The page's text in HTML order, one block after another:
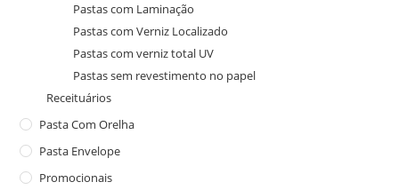
Pastas com Laminação
Pastas com Verniz Localizado
Pastas com verniz total UV
Pastas sem revestimento no papel
Receituários
Pasta Com Orelha
Pasta Envelope
Promocionais